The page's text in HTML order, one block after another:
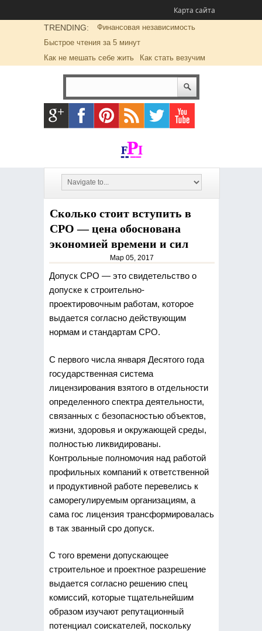
Карта сайта
TRENDING:
Финансовая независимость
Быстрое чтения за 5 минут
Как не мешать себе жить
Как стать везучим
Сколько стоит вступить в
СРО — цена обоснована
экономией времени и сил
Мар 05, 2017
Допуск СРО — это свидетельство о
допуске к строительно-
проектировочным работам, которое
выдается согласно действующим
нормам и стандартам СРО.
С первого числа января Десятого года
государственная система
лицензирования взятого в отдельности
определенного спектра деятельности,
связанных с безопасностью объектов,
жизни, здоровья и окружающей среды,
полностью ликвидированы.
Контрольные полномочия над работой
профильных компаний к ответственной
и продуктивной работе перевелись к
саморегулируемым организациям, а
сама гос лицензия трансформировалась
в так званный сро допуск.
С того времени допускающее
строительное и проектное разрешение
выдается согласно решению спец
комиссий, которые тщательнейшим
образом изучают репутационный
потенциал соискателей, поскольку